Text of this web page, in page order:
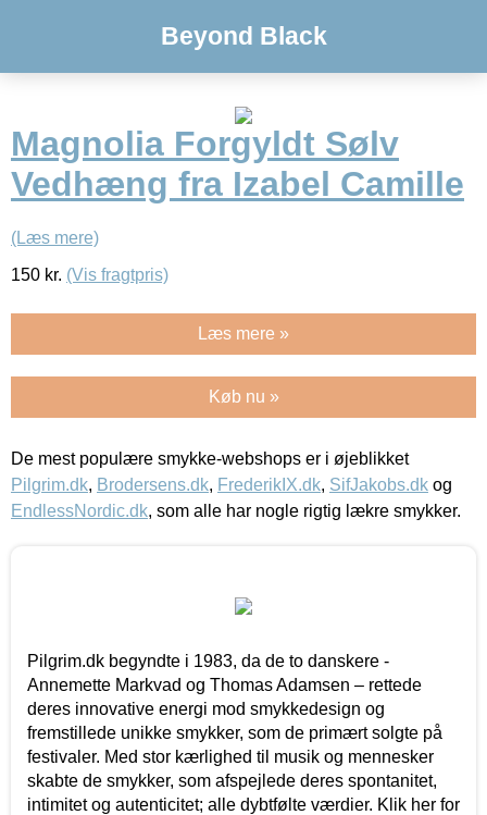
Beyond Black
Magnolia Forgyldt Sølv
Vedhæng fra Izabel Camille
(Læs mere)
150 kr. (Vis fragtpris)
Læs mere »
Køb nu »
De mest populære smykke-webshops er i øjeblikket
Pilgrim.dk, Brodersens.dk, FrederikIX.dk, SifJakobs.dk og
EndlessNordic.dk, som alle har nogle rigtig lækre smykker.
Pilgrim.dk begyndte i 1983, da de to danskere -
Annemette Markvad og Thomas Adamsen – rettede
deres innovative energi mod smykkedesign og
fremstillede unikke smykker, som de primært solgte på
festivaler. Med stor kærlighed til musik og mennesker
skabte de smykker, som afspejlede deres spontanitet,
intimitet og autenticitet; alle dybtfølte værdier. Klik her for